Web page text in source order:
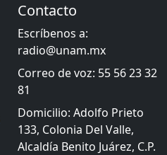
Contacto
Escríbenos a:
radio@unam.mx
Correo de voz: 55 56 23 32
81
Domicilio: Adolfo Prieto
133, Colonia Del Valle,
Alcaldía Benito Juárez, C.P.